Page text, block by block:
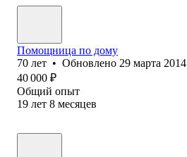
Помощница по дому
70 лет • Обновлено 29 марта 2014
40 000 ₽
Общий опыт
19 лет 8 месяцев